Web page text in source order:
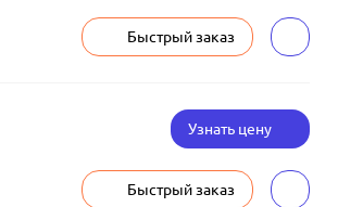
Быстрый заказ
Узнать цену
Быстрый заказ